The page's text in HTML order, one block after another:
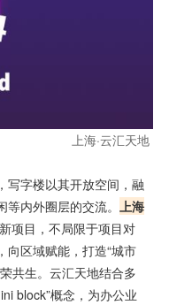
上海·云汇天地
写字楼以其开放空间，融
内外圈层的交流。 上海
项目，不局限于项目对
向区域赋能，打造“城市
共生。云汇天地结合多
block”概念，为办公业